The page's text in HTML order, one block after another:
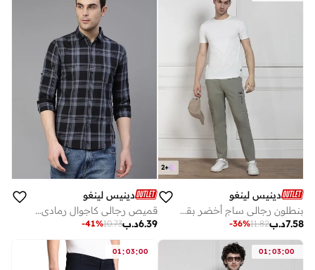
+
2
دينيس لينغو
بنطلون رجالي ساج أخضر بقصة مستقيمة بستايل حضري
د.ب7.58
11.82
-36%
دينيس لينغو
قميص رجالي كاجوال رمادي بقصة ضيقة وياقة عريضة وأكمام كاملة قطن %
د.ب6.39
10.73
-41%
01:03:00
01:03:00